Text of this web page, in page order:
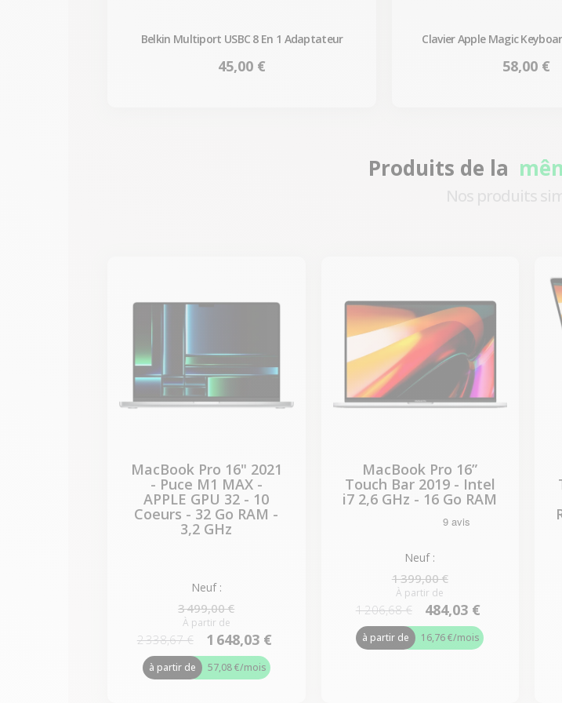
Belkin Multiport USBC 8 En 1 Adaptateur
Prix
45,00 €
Clavier Apple Magic
Prix
58,00 €
Produits de la
Nos produits
MacBook Pro 16" 2021
- Puce M1 MAX -
APPLE GPU 32 - 10
Coeurs - 32 Go RAM -
3,2 GHz
Neuf :
3 499,00 €
À partir de
2 338,67 € 1 648,03 €
à partir de 57,08 €/mois
MacBook Pro 16”
Touch Bar 2019 - Intel
i7 2,6 GHz - 16 Go RAM
Neuf :
1 399,00 €
À partir de
1 206,68 € 484,03 €
à partir de 16,76 €/mois